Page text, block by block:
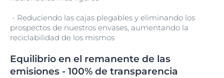
- Reduciendo las cajas plegables y eliminando los
prospectos de nuestros envases, aumentando la
reciclabilidad de los mismos
Equilibrio en el remanente de las
emisiones - 100% de transparencia